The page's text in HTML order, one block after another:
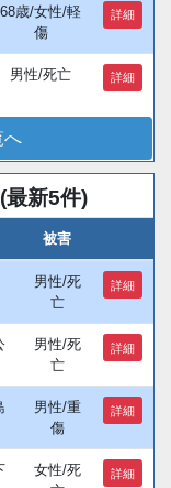
68歳/女性/軽
傷
詳細
男性/死亡 詳細
へ
最新5件)
被害
男性/死
亡
詳細
男性/死
亡
詳細
男性/重
傷
詳細
女性/死
詳細